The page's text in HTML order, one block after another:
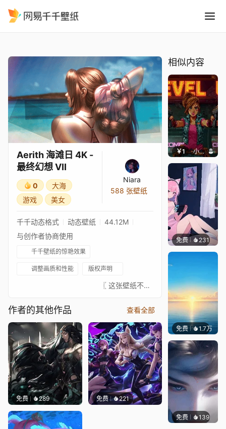
Aerith 海滩日 4K -
最终幻想 VII
0
大海
游戏
美女
Niara
588 张壁纸
千千动态格式 动态壁纸
44.12M
与创作者协商使用
千千壁纸的惊艳效果
调整画质和性能 版权声明
⠀⠀⠀⠀⠀⠀⠀⠀⠀⠀⠀⠀⠀⠀⠀⠀ 〖 这张壁纸不是我绘制的，真正的艺术家总是在 ↓这里↓。我只是为这些图片添加动画以增加趣味。请支持这位绝对出色的艺术家。如果有艺术家不希望这张壁纸出现在这里，请联系我，我会将其移除。〗⠀⠀↓↓↓↓↓↓↓⠀⠀★ 你可以在这里查看我收藏的已批准壁纸 ★⠀⠀↓↓↓↓↓↓↓⠀⠀ ⠀⠀⠀⠀⠀⠀⠀⠀⠀⠀⠀⠀⠀⠀⠀⠀⠀
作者的其他作品 查看全部
免费 289 免费 221
相似内容
￥1 小鹿子
免费 231好看
免费 1.7万Ruth
免费 139星梦